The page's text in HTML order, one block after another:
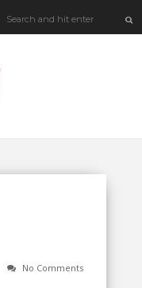
No Comments